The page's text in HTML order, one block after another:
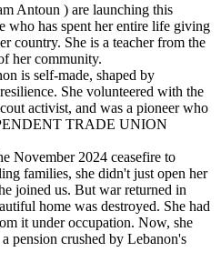
Antoun ) are launching this
who has spent her entire life giving
country. She is a teacher from the
her community.
is self-made, shaped by
She volunteered with the
activist, and was a pioneer who
TRADE UNION
November 2024 ceasefire to
families, she didn't just open her
joined us. But war returned in
home was destroyed. She had
it under occupation. Now, she
pension crushed by Lebanon's